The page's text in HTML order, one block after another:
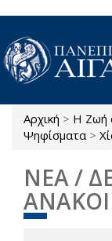
Παράκαμψη προς το
Είστε
Αρχική > Η Ζωή
Ψηφίσματα >
ΝΕΑ /